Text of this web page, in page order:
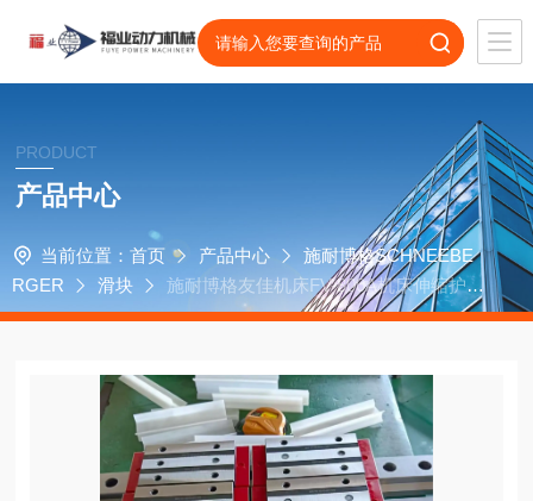
PRODUCT
产品中心
当前位置： 首页 产品中心
施耐博格SCHNEEBE
RGER
滑块
施耐博格友佳机床FV-800A机床伸缩护板
排屑槽滑块